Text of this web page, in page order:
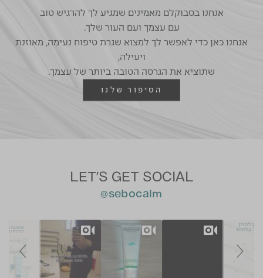
אנחנו בסבוקלם מאמינים שמגיע לך להרגיש טוב
עם עצמך ועם העור שלך.
אנחנו כאן כדי לאפשר לך למצוא שגרת טיפוח נעימה, מאוזנת
ויעילה,
שתוציא את הגרסה הטובה ביותר של עצמך.
הסיפור שלנו
LET'S GET SOCIAL
sebocalm@
Slideshow
Slide controls